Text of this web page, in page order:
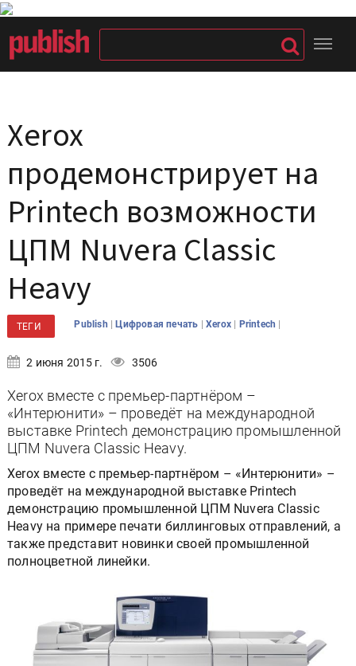
Xerox
продемонстрирует на
Printech возможности
ЦПМ Nuvera Classic
Heavy
ТЕГИ Publish |Цифровая печать |Xerox | Printech |
2 июня 2015 г. 3506
Xerox вместе с премьер-партнёром –
«Интерюнити» – проведёт на международной
выставке Printech демонстрацию промышленной
ЦПМ Nuvera Classic Heavy.
Xerox вместе с премьер-партнёром – «Интерюнити» –
проведёт на международной выставке Printech
демонстрацию промышленной ЦПМ Nuvera Classic
Heavy на примере печати биллинговых отправлений, а
также представит новинки своей промышленной
полноцветной линейки.